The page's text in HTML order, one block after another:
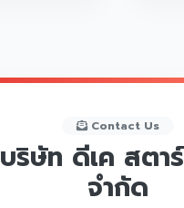
Contact Us
บริษัท ดีเค สตา
จำกัด